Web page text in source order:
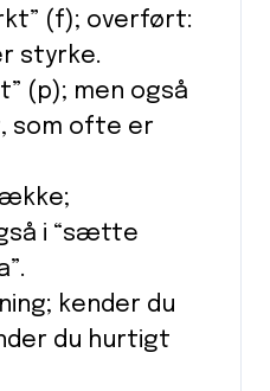
(f); overført:
styrke.
(p); men også
som ofte er
i “sætte
kender du
du hurtigt